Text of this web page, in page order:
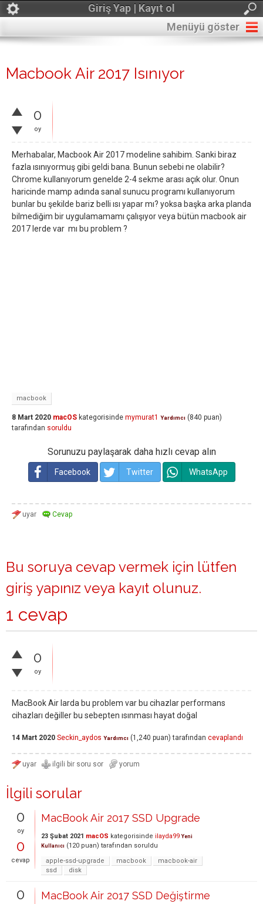
Giriş Yap | Kayıt ol
Menüyü göster
Macbook Air 2017 Isınıyor
0
oy
Merhabalar, Macbook Air 2017 modeline sahibim. Sanki biraz
fazla ısınıyormuş gibi geldi bana. Bunun sebebi ne olabilir?
Chrome kullanıyorum genelde 2-4 sekme arası açık olur. Onun
haricinde mamp adında sanal sunucu programı kullanıyorum
bunlar bu şekilde bariz belli ısı yapar mı? yoksa başka arka planda
bilmediğim bir uygulamamamı çalışıyor veya bütün macbook air
2017 lerde var mı bu problem ?
macbook
8 Mart 2020 macOS kategorisinde mymurat1 Yardımcı (840 puan)
tarafından soruldu
Sorunuzu paylaşarak daha hızlı cevap alın
Facebook Twitter WhatsApp
Bu soruya cevap vermek için lütfen
giriş yapınız veya kayıt olunuz.
1 cevap
0
oy
MacBook Air larda bu problem var bu cihazlar performans
cihazları değiller bu sebepten ısınması hayat doğal
14 Mart 2020 Seckin_aydos Yardımcı (1,240 puan) tarafından cevaplandı
İlgili sorular
0
oy
0
cevap
MacBook Air 2017 SSD Upgrade
23 Şubat 2021 macOS kategorisinde ilayda99 Yeni
Kullanıcı (120 puan) tarafından soruldu
apple-ssd-upgrade
macbook
macbook-air
ssd
disk
0 MacBook Air 2017 SSD Değiştirme